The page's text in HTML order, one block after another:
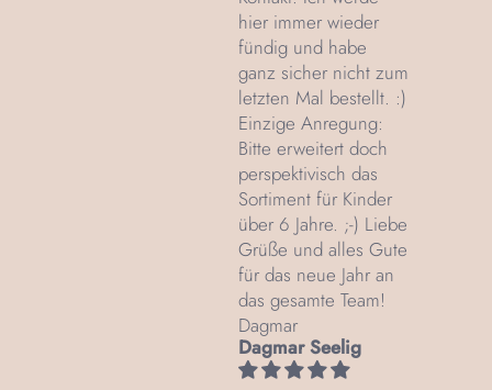
hier immer wieder
fündig und habe
ganz sicher nicht zum
letzten Mal bestellt. :)
Einzige Anregung:
Bitte erweitert doch
perspektivisch das
Sortiment für Kinder
über 6 Jahre. ;-) Liebe
Grüße und alles Gute
für das neue Jahr an
das gesamte Team!
Dagmar
Dagmar Seelig